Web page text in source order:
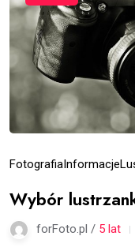
FotografiaInformacje
Wybór
forFoto.pl / 5 lat